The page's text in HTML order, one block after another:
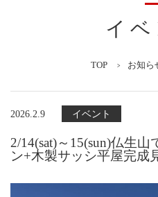
イベ
TOP お知ら
2026.2.9 イベント
2/14(sat)～15(sun)仏生
ン+木製サッシ平屋完成